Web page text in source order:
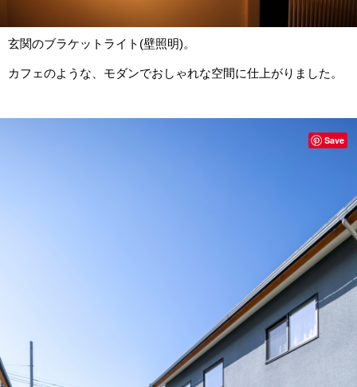
玄関のブラケットライト(壁照明)。
カフェのような、モダンでおしゃれな空間に仕上がりました。
Save